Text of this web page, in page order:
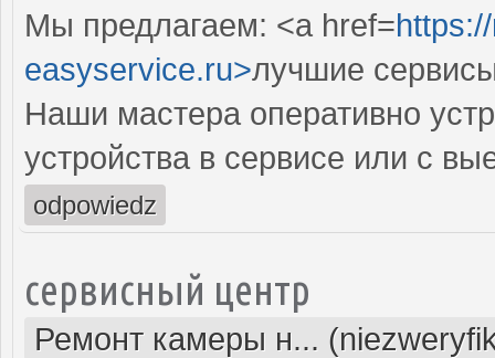
Мы предлагаем: <a href=
easyservice.ru>лучшие
Наши мастера оперативно
устройства в сервисе или с
odpowiedz
сервисный центр
Ремонт камеры н...